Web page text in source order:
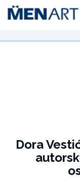
Dora